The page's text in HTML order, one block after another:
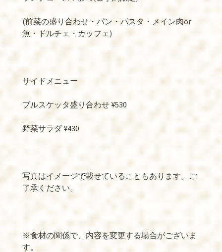
(前菜の盛り合わせ・パン・パスタ・メイン肉or
魚・ドルチェ・カッフェ)
サイドメニュー
ブルスケッタ盛り合わせ ¥530
野菜サラダ ¥430
写真はイメージで載せていることもあります。ご
了承ください。
※食材の関係で、内容を変更する場合がございま
す。